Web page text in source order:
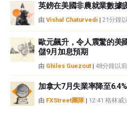
英鎊在美國非農就業數據
由 Vishal Chaturvedi | 21分鐘
歐元飆升，令人震驚的美
儲9月加息預期
由 Ghiles Guezout | 48分鐘以前
加拿大7月失業率降至6.4%
由 FXStreet團隊| 12:41 格林威